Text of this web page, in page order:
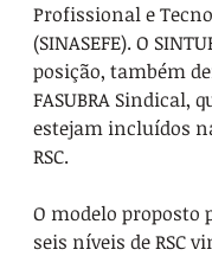
Profissional e
(SINASEFE). O
posição, também
FASUBRA Sindical,
estejam incluídos
RSC.
O modelo proposto
seis níveis de RSC